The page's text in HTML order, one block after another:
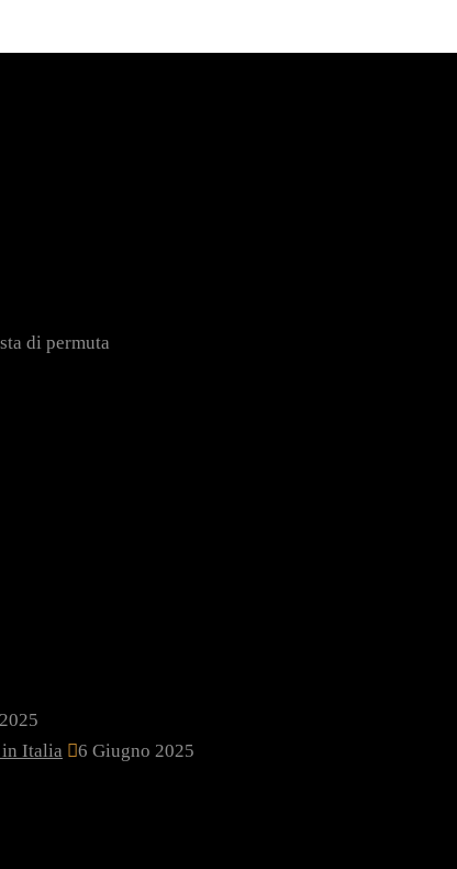
di permuta
in Italia
6 Giugno 2025